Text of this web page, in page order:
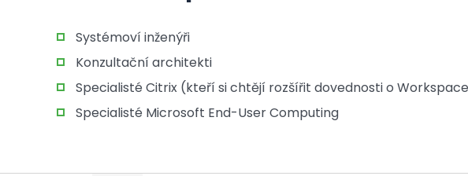
Systémoví inženýři
Konzultační architekti
Specialisté Citrix (kteří si chtějí rozšířit dovednosti o Workspace
Specialisté Microsoft End-User Computing